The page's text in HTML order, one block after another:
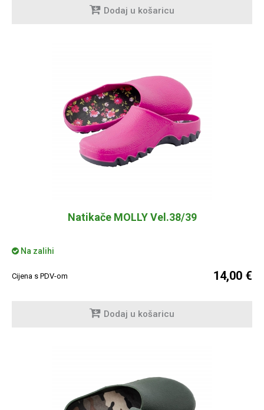
Dodaj u košaricu
Natikače MOLLY Vel.38/39
Na zalihi
Cijena s PDV-om 14,00 €
Dodaj u košaricu